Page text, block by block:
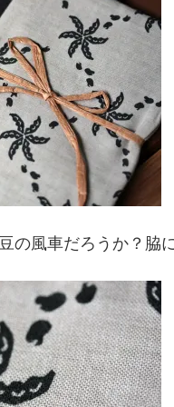
の風車だろうか？脇